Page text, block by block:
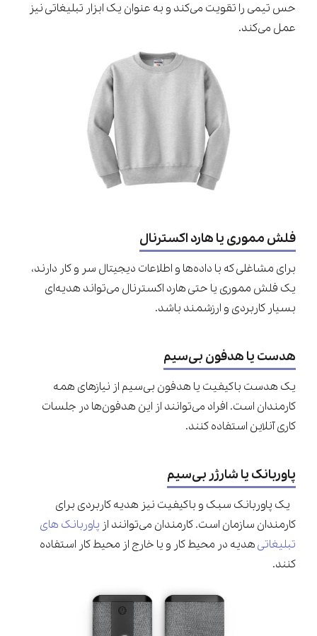
حس تیمی را تقویت می‌کند و به عنوان یک ابزار تبلیغاتی نیز
عمل می‌کند.
فلش مموری یا هارد اکسترنال
برای مشاغلی که با داده‌ها و اطلاعات دیجیتال سر و کار دارند،
یک فلش مموری یا حتی هارد اکسترنال می‌تواند هدیه‌ای
بسیار کاربردی و ارزشمند باشد.
هدست یا هدفون بی‌سیم
یک هدست باکیفیت یا هدفون بی‌سیم از نیازهای همه
کارمندان است. افراد می‌توانند از این هدفون‌ها در جلسات
کاری آنلاین استفاده کنند.
پاوربانک یا شارژر بی‌سیم
یک پاوربانک سبک و باکیفیت نیز هدیه کاربردی برای
کارمندان سازمان است. کارمندان می‌توانند از پاوربانک های
تبلیغاتیهدیه در محیط کار و یا خارج از محیط کار استفاده
کنند.